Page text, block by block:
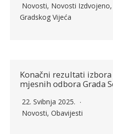
Novosti, Novosti Izdvojeno,
Gradskog Vijeća
Konačni rezultati izbora
mjesnih odbora Grada
22. Svibnja 2025.
Novosti, Obavijesti